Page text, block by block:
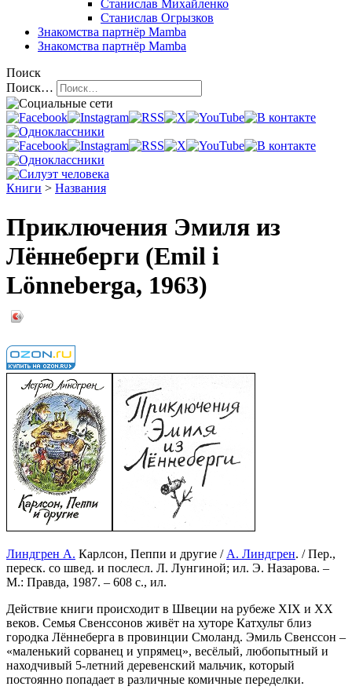
Станислав Михайленко
Станислав Огрызков
Знакомства партнёр Mamba
Знакомства партнёр Mamba
Поиск
Поиск…
Книги > Названия
Приключения Эмиля из
Лённеберги (Emil i
Lönneberga, 1963)
Линдгрен А. Карлсон, Пеппи и другие / А. Линдгрен. / Пер.,
переск. со швед. и послесл. Л. Лунгиной; ил. Э. Назарова. –
М.: Правда, 1987. – 608 с., ил.
Действие книги происходит в Швеции на рубеже XIX и XX
веков. Семья Свенссонов живёт на хуторе Катхульт близ
городка Лённеберга в провинции Смоланд. Эмиль Свенссон –
«маленький сорванец и упрямец», весёлый, любопытный и
находчивый 5-летний деревенский мальчик, который
постоянно попадает в различные комичные переделки.